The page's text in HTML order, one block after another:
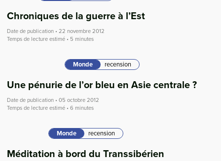
Chroniques de la guerre à l’Est
Date de publication • 22 novembre 2012
Temps de lecture estimé • 5 minutes
Monde recension
Une pénurie de l’or bleu en Asie centrale ?
Date de publication • 05 octobre 2012
Temps de lecture estimé • 6 minutes
Monde recension
Méditation à bord du Transsibérien